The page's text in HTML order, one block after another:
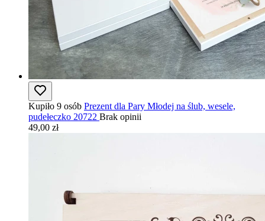
Kupiło 9 osób Prezent dla Pary Młodej na ślub, wesele,
pudełeczko 20722 Brak opinii
49,00 zł